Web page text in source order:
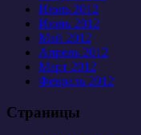
Июль 2012
Июнь 2012
Май 2012
Апрель 2012
Март 2012
Февраль 2012
Страницы